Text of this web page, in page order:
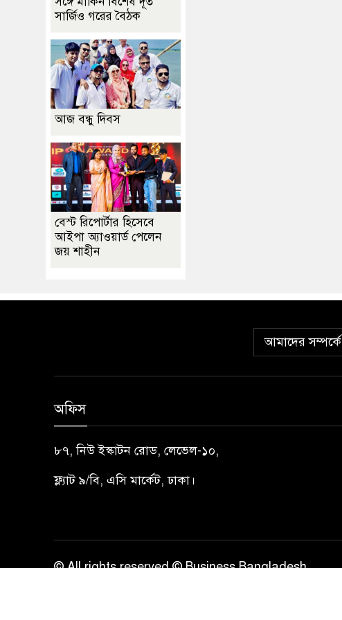
সার্জিও গরের বৈঠক
আজ বন্ধু দিবস
বেস্ট রিপোর্টার হিসেবে
আইপা অ্যাওয়ার্ড পেলেন
জয় শাহীন
আমাদের সম্পর্কে
অফিস
৮৭, নিউ ইস্কাটন রোড, লেভেল-১০,
ফ্ল্যাট ৯/বি, এসি মার্কেট, ঢাকা।
© All rights reserved © Business Bangladesh